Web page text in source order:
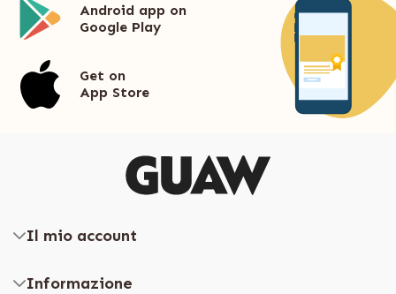
Android app on
Google Play
Get on
App Store
Il mio account
Informazione